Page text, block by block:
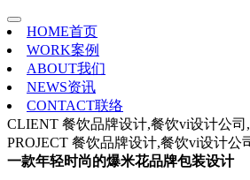
HOME首页
WORK案例
ABOUT我们
NEWS资讯
CONTACT联络
CLIENT 餐饮品牌设计,餐饮vi设计公
PROJECT 餐饮品牌设计,餐饮vi设计公
一款年轻时尚的爆米花品牌包装设计